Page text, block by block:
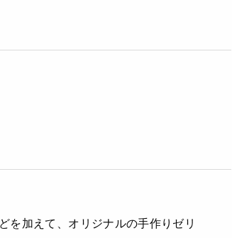
を加えて、オリジナルの手作りゼリ